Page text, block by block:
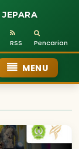
RSS Pencarian
MENU